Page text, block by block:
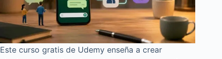
Este curso gratis de Udemy enseña a crear